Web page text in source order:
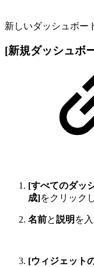
新しいダッシュボー
[新規ダッシュボ
[すべてのダッ
成]をクリック
名前と説明 を
[ウィジェット